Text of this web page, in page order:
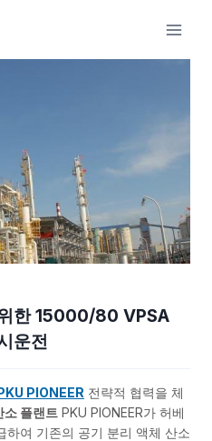
한 15000/80 VPSA
운전
PIONEER 전략적 협력을 체
플랜트 PKU PIONEER가 허베
하여 기존의 공기 분리 액체 산소